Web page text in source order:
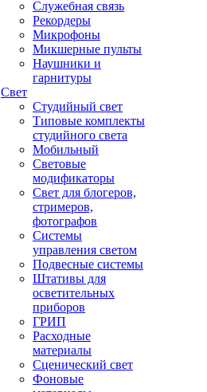
Служебная связь
Рекордеры
Микрофоны
Микшерные пульты
Наушники и
гарнитуры
Свет
Студийный свет
Типовые комплекты
студийного света
Мобильный
Световые
модификаторы
Свет для блогеров,
стримеров,
фотографов
Системы
управления светом
Подвесные системы
Штативы для
осветительных
приборов
ГРИП
Расходные
материалы
Сценический свет
Фоновые